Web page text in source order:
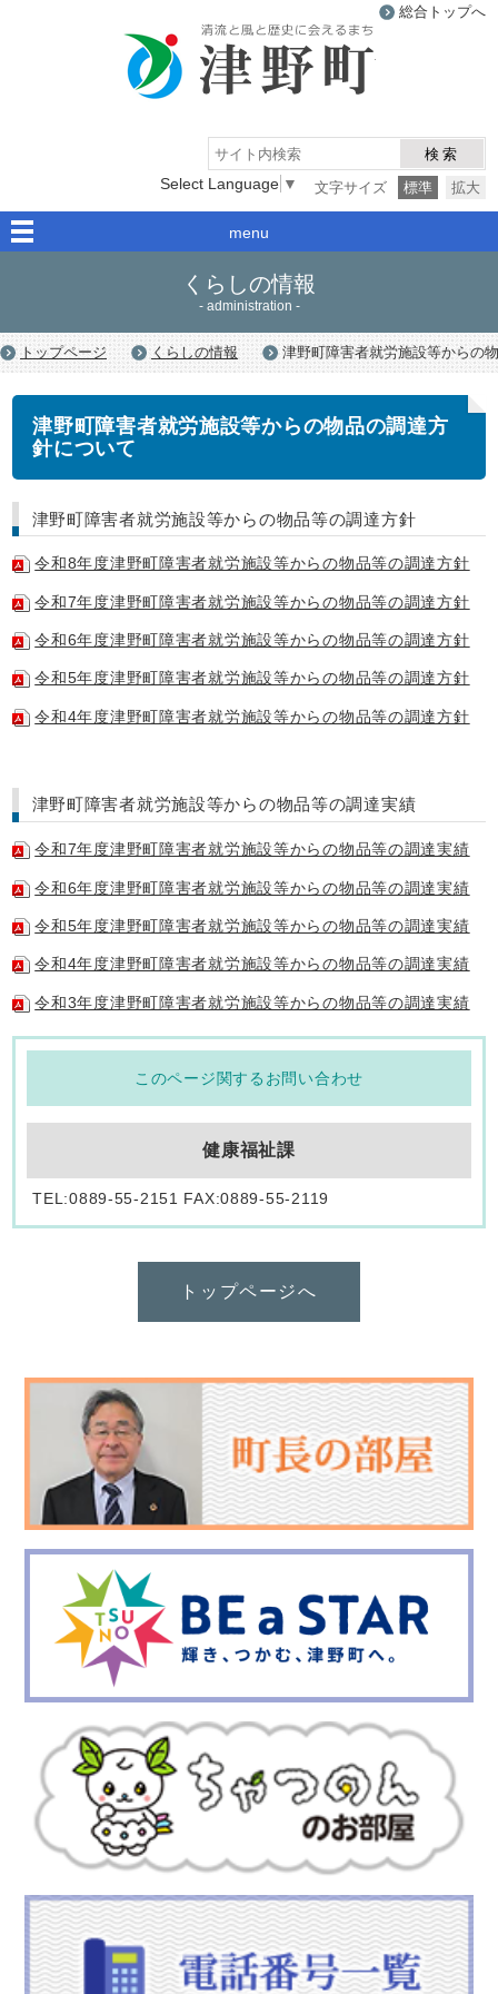
総合トップへ
検索
文字サイズ
標準 拡大
Select Language ▼
menu
くらしの情報
- administration -
トップページ くらしの情報 津野町障害者就労施設等からの
津野町障害者就労施設等からの物品の調達方
針について
津野町障害者就労施設等からの物品等の調達方針
令和8年度津野町障害者就労施設等からの物品等の調達方針
令和7年度津野町障害者就労施設等からの物品等の調達方針
令和6年度津野町障害者就労施設等からの物品等の調達方針
令和5年度津野町障害者就労施設等からの物品等の調達方針
令和4年度津野町障害者就労施設等からの物品等の調達方針
津野町障害者就労施設等からの物品等の調達実績
令和7年度津野町障害者就労施設等からの物品等の調達実績
令和6年度津野町障害者就労施設等からの物品等の調達実績
令和5年度津野町障害者就労施設等からの物品等の調達実績
令和4年度津野町障害者就労施設等からの物品等の調達実績
令和3年度津野町障害者就労施設等からの物品等の調達実績
このページ関するお問い合わせ
健康福祉課
TEL:0889-55-2151 FAX:0889-55-2119
トップページへ